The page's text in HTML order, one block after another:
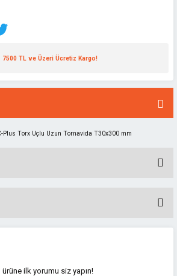
7500 TL ve Üzeri Ücretiz Kargo!
Plus Torx Uçlu Uzun Tornavida T30x300 mm
teşekkür ederiz.
ürüne ilk yorumu siz yapın!